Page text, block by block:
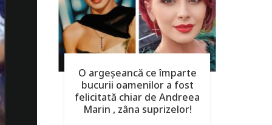
O argeşeancă ce împarte
bucurii oamenilor a fost
felicitată chiar de Andreea
Marin , zâna suprizelor!